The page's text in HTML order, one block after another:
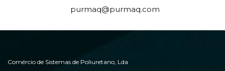
purmaq@purmaq.com
Comércio de Sistemas de Poliuretano, Lda